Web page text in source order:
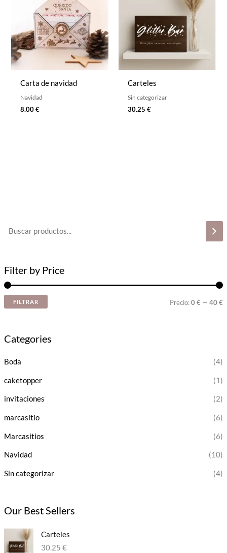
Filter by Price
FILTRAR Precio:0 € —40 €
Categories
Boda (4)
caketopper (1)
invitaciones (2)
marcasitio (6)
Marcasitios (6)
Navidad (10)
Sin categorizar (4)
Our Best Sellers
Carteles
30.25 €
Carta de navidad​
Navidad
8.00€
Carteles
Sin categorizar
30.25 €